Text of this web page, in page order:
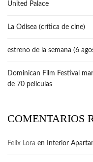
United Palace
La Odisea (crítica de cine)
estreno de la semana (6
Dominican Film Festival
de 70 películas
COMENTARIOS
Felix Lora en Interior